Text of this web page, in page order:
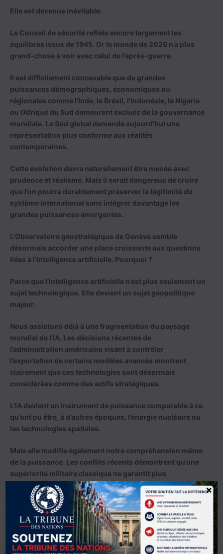
Elle est devenue inévitable.
Le Conseil de sécurité reflète encore largement les
équilibres issus de 1945. Or le monde de 2026 n’a plus
grand-chose à voir avec celui de l’après-guerre.
Il est difficilement concevable que de grandes
puissances démographiques, économiques ou
régionales comme l’Inde, le Brésil, l’Indonésie, le Nigeria
ou l’Afrique du Sud demeurent exclues de la gouvernance
mondiale. Le Sud global demande aujourd’hui une
représentation plus conforme aux réalités
contemporaines.
Cette évolution devra naturellement être menée avec
prudence et réalisme. Mais il serait dangereux de croire
que l’on pourra durablement préserver la légitimité du
système international sans intégrer davantage les
grandes puissances émergentes.
L’Observatoire géostratégique de Genève semble
désormais accorder une place croissante aux questions
liées à l’intelligence artificielle. Pourquoi ?
Parce que l’intelligence artificielle n’est plus seulement un
sujet technologique. Elle devient un sujet géopolitique
majeur.
Nous assistons déjà à une fragmentation du paysage
mondial de l’IA. Les décisions récentes de
l’administration américaine visant à contrôler
l’exportation de certains modèles avancés montrent
clairement que ces technologies sont désormais
considérées comme des actifs stratégiques.
L’IA devient un instrument de puissance comparable à ce
qu’ont pu être, à d’autres époques, l’énergie nucléaire ou
les technologies spatiales.
Mais elle modifie également notre compréhension même
de la puissance. Les conflits récents démontrent qu’une
supériorité militaire classique ne garantit plus
nécessairement le succès stratégique. La maîtrise de
l’information, des données, des systèmes autonomes et
des infrastructures numériques devient tout aussi
déterminante.
Genève peut-elle jouer un rôle central dans la
×